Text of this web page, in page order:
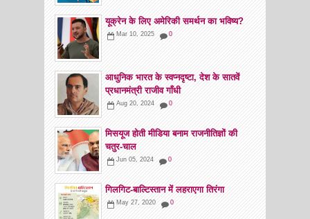
यूक्रेन के लिए अमेरिकी समर्थन का भविष्य?
Mar 10, 2025 0
आधुनिक भारत के स्वप्नदृष्टा, देश के सातवें
प्रधानमंत्री राजीव गाँधी
Aug 20, 2024 0
मिसयूज होती मीडिया बनाम राजनीतिज्ञों की
चतुर-चाल
Jun 05, 2024 0
गिलगिट-बाल्टिस्तान में लहराएगा तिरंगा
May 27, 2020 0